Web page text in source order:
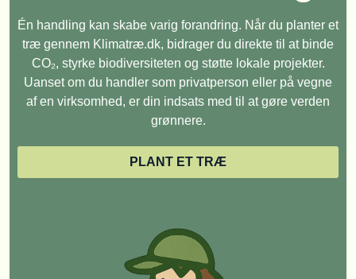
Én handling kan skabe varig forandring. Når du planter et
træ gennem Klimatræ.dk, bidrager du direkte til at binde
CO₂, styrke biodiversiteten og støtte lokale projekter.
Uanset om du handler som privatperson eller på vegne
af en virksomhed, er din indsats med til at gøre verden
grønnere.
PLANT ET TRÆ